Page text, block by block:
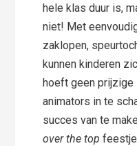
hele klas duur is,
niet! Met
zaklopen,
kunnen kinderen
hoeft geen prijzige
animators in te
succes van te
over the top